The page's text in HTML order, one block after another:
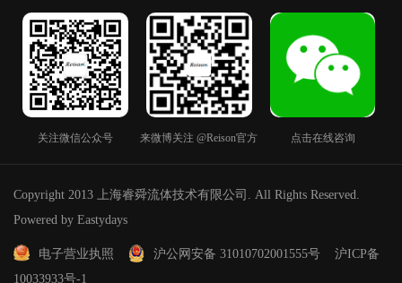
关注微信公众号 来微博关注 @Reison官方 点击在线咨询
Copyright 2013 上海睿舜流体技术有限公司. All Rights Reserved.
Powered by Eastydays
电子营业执照 沪公网安备 31010702001555号
沪ICP备
10033933号-1